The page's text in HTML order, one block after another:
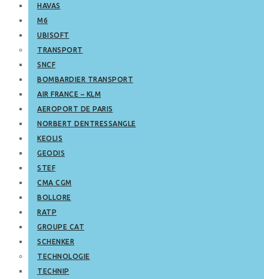
HAVAS
M6
UBISOFT
TRANSPORT
SNCF
BOMBARDIER TRANSPORT
AIR FRANCE – KLM
AEROPORT DE PARIS
NORBERT DENTRESSANGLE
KEOLIS
GEODIS
STEF
CMA CGM
BOLLORE
RATP
GROUPE CAT
SCHENKER
TECHNOLOGIE
TECHNIP